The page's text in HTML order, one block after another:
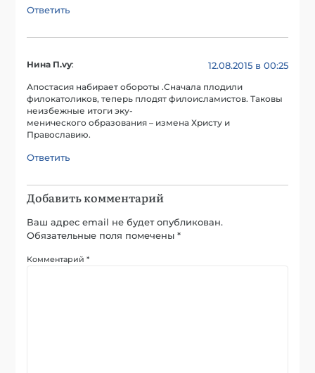
Ответить
Нина П.vу: 12.08.2015 в 00:25
Апостасия набирает обороты .Сначала плодили
филокатоликов, теперь плодят филоисламистов. Таковы
неизбежные итоги эку-
менического образования – измена Христу и
Православию.
Ответить
Добавить комментарий
Ваш адрес email не будет опубликован.
Обязательные поля помечены*
Комментарий*